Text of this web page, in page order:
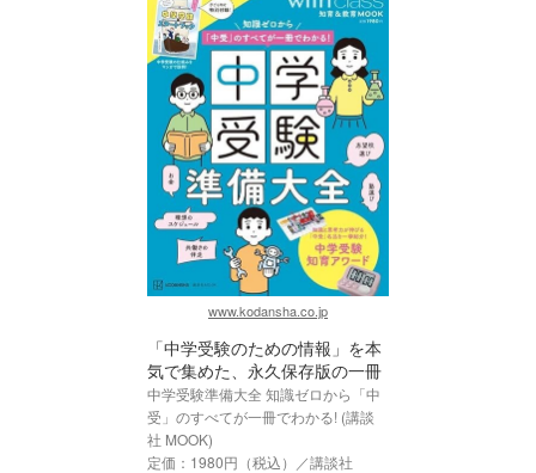
www.kodansha.co.jp
「中学受験のための情報」を本
気で集めた、永久保存版の一冊
中学受験準備大全 知識ゼロから「中
受」のすべてが一冊でわかる! (講談
社 MOOK)
定価：1980円（税込）／講談社